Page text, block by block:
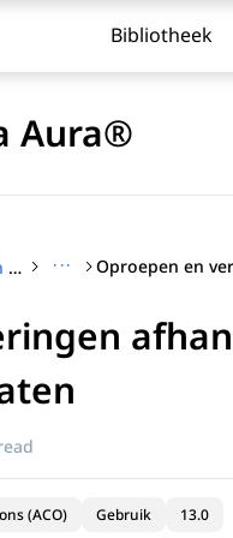
Bibliotheek
Aura®
Avaya J159 SIP IP-telefoon gebruiken in Avaya Aura® ···
(ACO) Gebruik 13.0